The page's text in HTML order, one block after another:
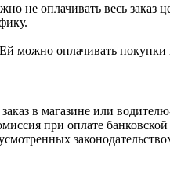
не оплачивать весь
можно оплачивать
в магазине или
при оплате